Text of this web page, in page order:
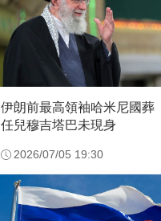
伊朗前最高領袖哈米尼國
任兒穆吉塔巴未現身
2026/07/05 19:30